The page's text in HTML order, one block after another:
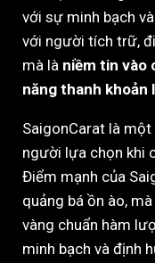
với sự minh bạch
với người tích trữ,
mà là niềm tin vào
năng thanh khoản
SaigonCarat là
người lựa chọn khi
Điểm mạnh của
quảng bá ồn ào,
vàng chuẩn hàm
minh bạch và định